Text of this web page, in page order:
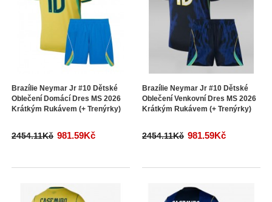
Brazílie Neymar Jr #10 Dětské
Oblečení Domácí Dres MS 2026
Krátkým Rukávem (+ Trenýrky)
2454.11Kč 981.59Kč
Brazílie Neymar Jr #10 Dětské
Oblečení Venkovní Dres MS 2026
Krátkým Rukávem (+ Trenýrky)
2454.11Kč 981.59Kč